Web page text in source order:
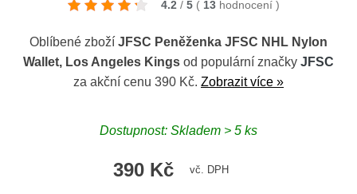
4.2 / 5 ( 13 hodnocení )
Oblíbené zboží JFSC Peněženka JFSC NHL Nylon
Wallet, Los Angeles Kings od populární značky JFSC
za akční cenu 390 Kč. Zobrazit více »
Dostupnost: Skladem > 5 ks
390 Kč vč. DPH